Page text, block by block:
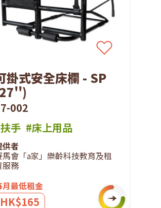
掛式安全床欄 - SP
002
手 #床上用品
供者
馬會「a家」樂齡科技教育及租
服務
月最低租金
HK$165